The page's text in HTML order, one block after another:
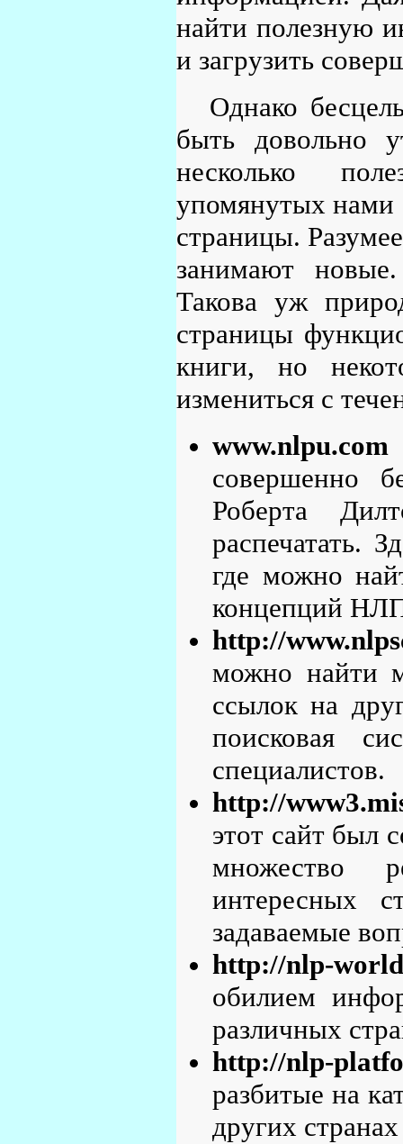
найти полезную
и загрузить
Однако
быть довольно
несколько
упомянутых нами
страницы.
занимают
Такова уж
страницы
книги, но
измениться с
www.nlpu.com
совершенно
Роберта
распечатать.
где можно
концепций
http://
можно найти
ссылок на
поисковая
специалистов.
http://
этот сайт был
множество
интересных
задаваемые
http://nlp-
обилием
различных
http://nlp-
разбитые на
других